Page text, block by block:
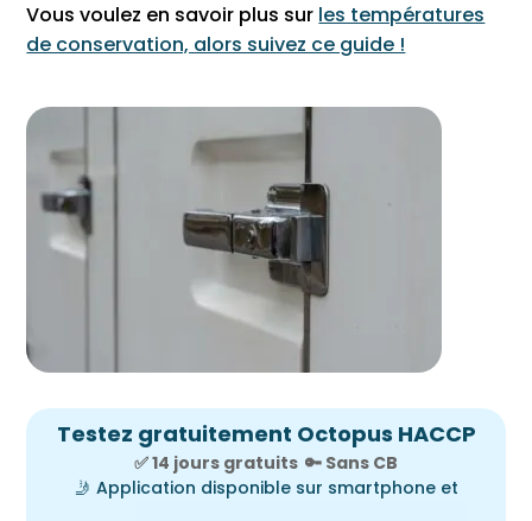
Vous voulez en savoir plus sur les températures
de conservation, alors suivez ce guide !
Testez gratuitement Octopus HACCP
✅ 14 jours gratuits 🔑 Sans CB
🤳 Application disponible sur smartphone et